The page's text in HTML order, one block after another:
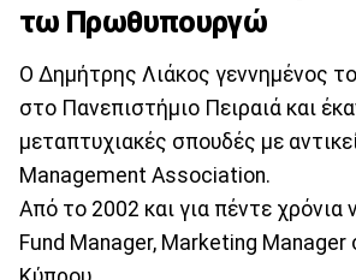
τω Πρωθυπουργώ
Ο Δημήτρης Λιάκος γεννημένος
στο Πανεπιστήμιο Πειραιά και
μεταπτυχιακές σπουδές με
Management Association.
Aπό το 2002 και για πέντε χρόνια
Fund Manager, Marketing